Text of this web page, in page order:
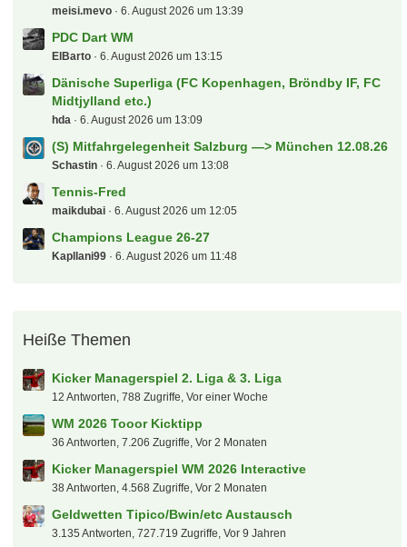
meisi.mevo 6. August 2026 um 13:39
PDC Dart WM
ElBarto 6. August 2026 um 13:15
Dänische Superliga (FC Kopenhagen, Bröndby IF, FC
Midtjylland etc.)
hda 6. August 2026 um 13:09
(S) Mitfahrgelegenheit Salzburg —> München 12.08.26
Schastin 6. August 2026 um 13:08
Tennis-Fred
maikdubai 6. August 2026 um 12:05
Champions League 26-27
Kapllani99 6. August 2026 um 11:48
Heiße Themen
Kicker Managerspiel 2. Liga & 3. Liga
12 Antworten, 788 Zugriffe, Vor einer Woche
WM 2026 Tooor Kicktipp
36 Antworten, 7.206 Zugriffe, Vor 2 Monaten
Kicker Managerspiel WM 2026 Interactive
38 Antworten, 4.568 Zugriffe, Vor 2 Monaten
Geldwetten Tipico/Bwin/etc Austausch
3.135 Antworten, 727.719 Zugriffe, Vor 9 Jahren